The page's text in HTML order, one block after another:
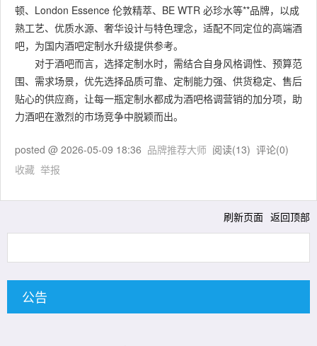
顿、London Essence 伦敦精萃、BE WTR 必珍水等**品牌，以成
熟工艺、优质水源、奢华设计与特色理念，适配不同定位的高端酒
吧，为国内酒吧定制水升级提供参考。
对于酒吧而言，选择定制水时，需结合自身风格调性、预算范
围、需求场景，优先选择品质可靠、定制能力强、供货稳定、售后
贴心的供应商，让每一瓶定制水都成为酒吧格调营销的加分项，助
力酒吧在激烈的市场竞争中脱颖而出。
posted @ 2026-05-09 18:36 品牌推荐大师 阅读(13) 评论(0)
收藏 举报
刷新页面 返回顶部
公告